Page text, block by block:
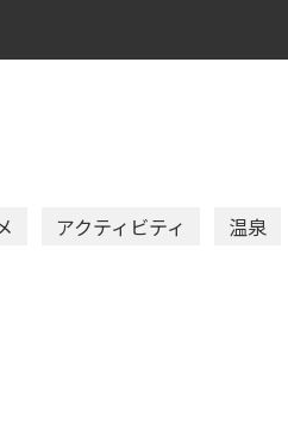
アクティビティ 温泉